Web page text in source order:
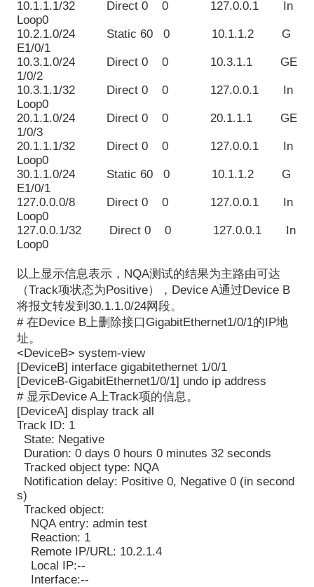
10.1.1.1/32 Direct 0 0 127.0.0.1 In
Loop0
10.2.1.0/24 Static 60 0 10.1.1.2 G
E1/0/1
10.3.1.0/24 Direct 0 0 10.3.1.1 GE
1/0/2
10.3.1.1/32 Direct 0 0 127.0.0.1 In
Loop0
20.1.1.0/24 Direct 0 0 20.1.1.1 GE
1/0/3
20.1.1.1/32 Direct 0 0 127.0.0.1 In
Loop0
30.1.1.0/24 Static 60 0 10.1.1.2 G
E1/0/1
127.0.0.0/8 Direct 0 0 127.0.0.1 In
Loop0
127.0.0.1/32 Direct 0 0 127.0.0.1 In
Loop0
以上显示信息表示，NQA测试的结果为主路由可达
（Track项状态为Positive），Device A通过Device B
将报文转发到30.1.1.0/24网段。
# 在Device B上删除接口GigabitEthernet1/0/1的IP地
址。
<DeviceB> system-view
[DeviceB] interface gigabitethernet 1/0/1
[DeviceB-GigabitEthernet1/0/1] undo ip address
# 显示Device A上Track项的信息。
[DeviceA] display track all
Track ID: 1
State: Negative
Duration: 0 days 0 hours 0 minutes 32 seconds
Tracked object type: NQA
Notification delay: Positive 0, Negative 0 (in second
s)
Tracked object:
NQA entry: admin test
Reaction: 1
Remote IP/URL: 10.2.1.4
Local IP:--
Interface:--